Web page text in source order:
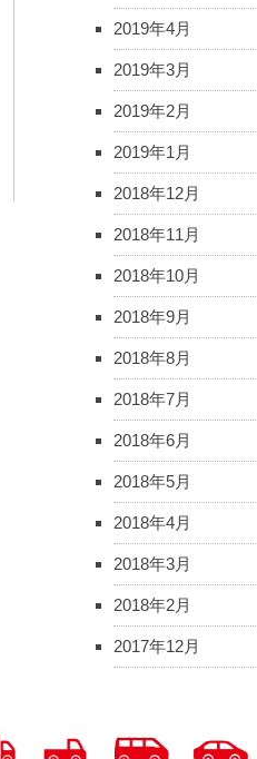
2019年4月
2019年3月
2019年2月
2019年1月
2018年12月
2018年11月
2018年10月
2018年9月
2018年8月
2018年7月
2018年6月
2018年5月
2018年4月
2018年3月
2018年2月
2017年12月